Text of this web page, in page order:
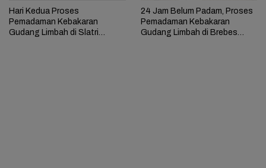
Hari Kedua Proses
Pemadaman Kebakaran
Gudang Limbah di Slatri
24 Jam Belum Padam, Proses
Pemadaman Kebakaran
Gudang Limbah di Brebes